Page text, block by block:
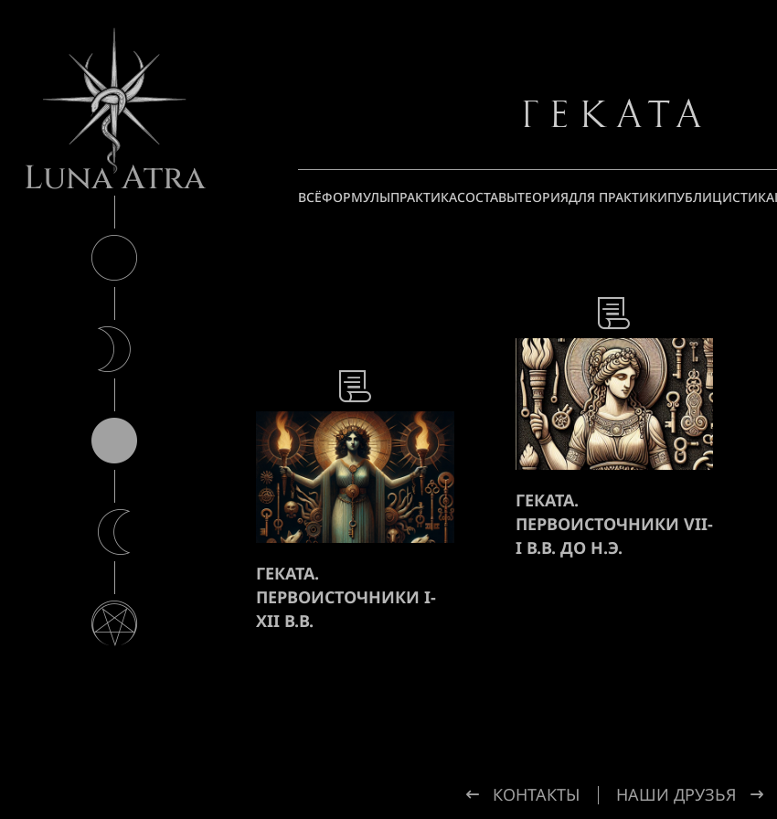
Luna Atra
Геката
ВСЁФОРМУЛЫПРАКТИКАСОСТАВЫТЕОРИЯДЛЯ ПРАКТИКИПУБЛИЦИСТИКА
ГЕКАТА.
ПЕРВОИСТОЧНИКИ I-
XII В.В.
ГЕКАТА.
ПЕРВОИСТОЧНИКИ VII-
I В.В. ДО Н.Э.
КОНТАКТЫ НАШИ ДРУЗЬЯ